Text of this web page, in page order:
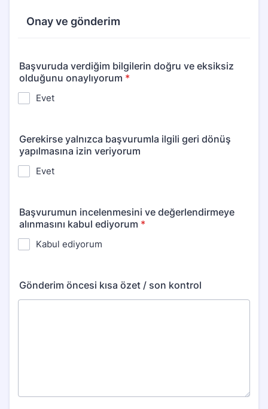
Onay ve gönderim
Başvuruda verdiğim bilgilerin doğru ve eksiksiz
olduğunu onaylıyorum *
Evet
Gerekirse yalnızca başvurumla ilgili geri dönüş
yapılmasına izin veriyorum
Evet
Başvurumun incelenmesini ve değerlendirmeye
alınmasını kabul ediyorum *
Kabul ediyorum
Gönderim öncesi kısa özet / son kontrol